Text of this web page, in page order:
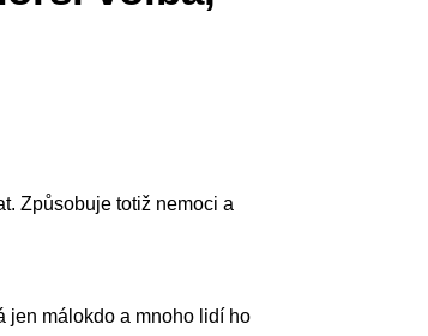
Způsobuje totiž nemoci a
jen málokdo a mnoho lidí ho